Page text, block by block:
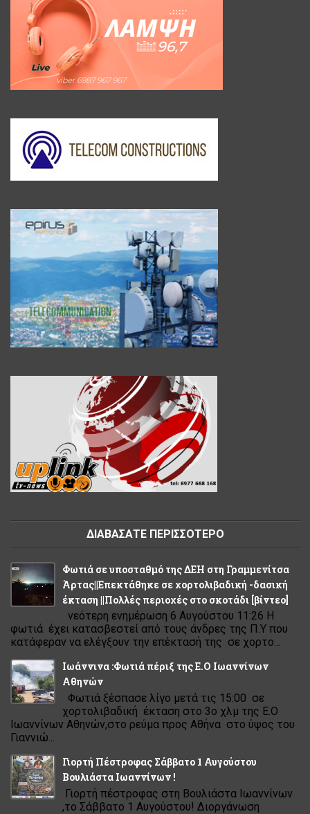
ΔΙΑΒΑΣΑΤΕ ΠΕΡΙΣΣΟΤΕΡΟ
Φωτιά σε υποσταθμό της ΔΕΗ στη Γραμμενίτσα
Άρτας||Επεκτάθηκε σε χορτολιβαδική -δασική
έκταση ||Πολλές περιοχές στο σκοτάδι [βίντεο]
νεότερη ενημέρωση 6 Αυγούστου 11:26 Η
φωτιά έχει κατασβεστεί από τους άνδρες της Π.Υ που
κατάφεραν να ελέγξουν την επέκτασή της σε χορτο...
Ιωάννινα :Φωτιά πέριξ της Ε.Ο Ιωαννίνων
Αθηνών
Φωτιά ξέσπασε λίγο μετά τις 15:00 σε
χορτολιβαδική έκταση στο 3ο χλμ της Ε.Ο
Ιωαννίνων Αθηνών,στο ρεύμα προς Αθήνα στο ύψος του
Γιαννιώ...
Γιορτή Πέστροφας Σάββατο 1 Αυγούστου
Βουλιάστα Ιωαννίνων !
Γιορτή πέστροφας στη Βουλιάστα Ιωαννίνων
,το Σάββατο 1 Αυγούστου! Διοργάνωση